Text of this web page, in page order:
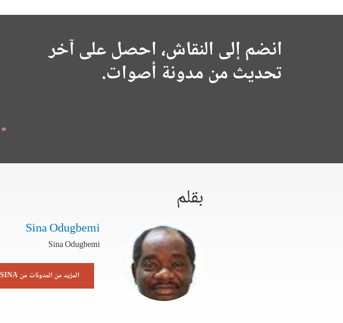
انضم إلى النقاش، احصل على آخر
تحديث من مدونة أصوات.
بقلم
Sina Odugbemi
Sina Odugbemi
المزيد من المدونات من SINA